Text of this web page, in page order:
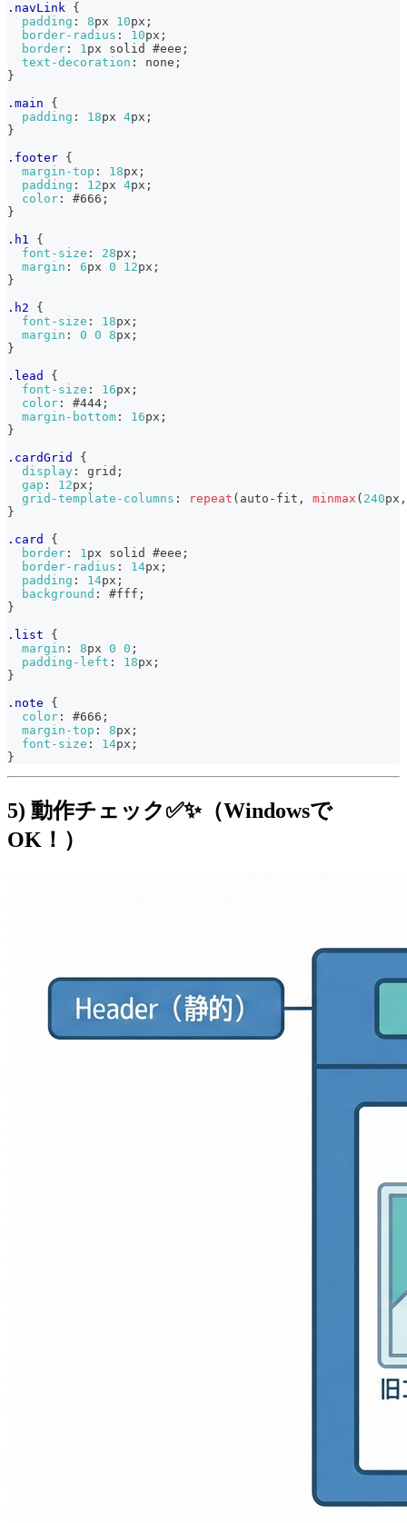
.navLink {
padding : 8px 10px ;
border-radius : 10px ;
border : 1px solid #eee ;
text-decoration : none ;
}
.main
{
padding : 18px 4px ;
}
.footer {
margin-top : 18px ;
padding : 12px 4px ;
color : #666 ;
}
.h1
{
font-size : 28px ;
margin : 6px 0 12px ;
}
.h2
{
font-size : 18px ;
margin : 0 0 8px ;
}
.lead
{
font-size : 16px ;
color : #444 ;
margin-bottom : 16px ;
}
.cardGrid
{
display : grid ;
gap : 12px ;
grid-template-columns : repeat ( auto-fit , minmax ( 240px ,
}
.card
{
border : 1px solid #eee ;
border-radius : 14px ;
padding : 14px ;
background : #fff ;
}
.list
{
margin : 8px 0 0 ;
padding-left : 18px ;
}
.note
{
color : #666 ;
margin-top : 8px ;
font-size : 14px ;
}
5) 動作チェック✅✨（Windowsで
OK！）